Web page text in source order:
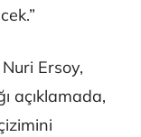
Ersoy,
açıklamada,